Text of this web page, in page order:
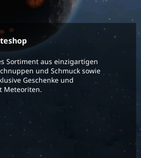
Sortiment aus einzigartigen
und Schmuck sowie
Geschenke und
Meteoriten.